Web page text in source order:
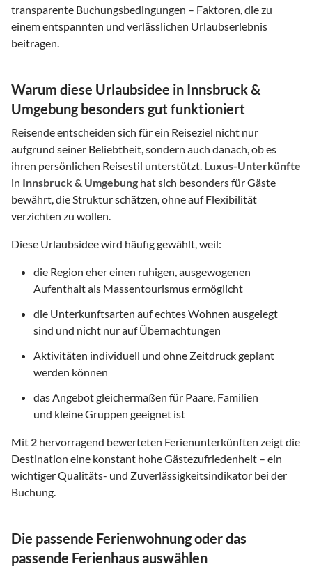
transparente Buchungsbedingungen – Faktoren, die zu
einem entspannten und verlässlichen Urlaubserlebnis
beitragen.
Warum diese Urlaubsidee in Innsbruck &
Umgebung besonders gut funktioniert
Reisende entscheiden sich für ein Reiseziel nicht nur
aufgrund seiner Beliebtheit, sondern auch danach, ob es
ihren persönlichen Reisestil unterstützt. Luxus-Unterkünfte
in Innsbruck & Umgebung hat sich besonders für Gäste
bewährt, die Struktur schätzen, ohne auf Flexibilität
verzichten zu wollen.
Diese Urlaubsidee wird häufig gewählt, weil:
die Region eher einen ruhigen, ausgewogenen
Aufenthalt als Massentourismus ermöglicht
die Unterkunftsarten auf echtes Wohnen ausgelegt
sind und nicht nur auf Übernachtungen
Aktivitäten individuell und ohne Zeitdruck geplant
werden können
das Angebot gleichermaßen für Paare, Familien
und kleine Gruppen geeignet ist
Mit 2 hervorragend bewerteten Ferienunterkünften zeigt die
Destination eine konstant hohe Gästezufriedenheit – ein
wichtiger Qualitäts- und Zuverlässigkeitsindikator bei der
Buchung.
Die passende Ferienwohnung oder das
passende Ferienhaus auswählen